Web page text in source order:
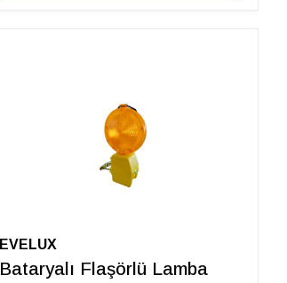
EVELUX
Bataryalı Flaşörlü Lamba